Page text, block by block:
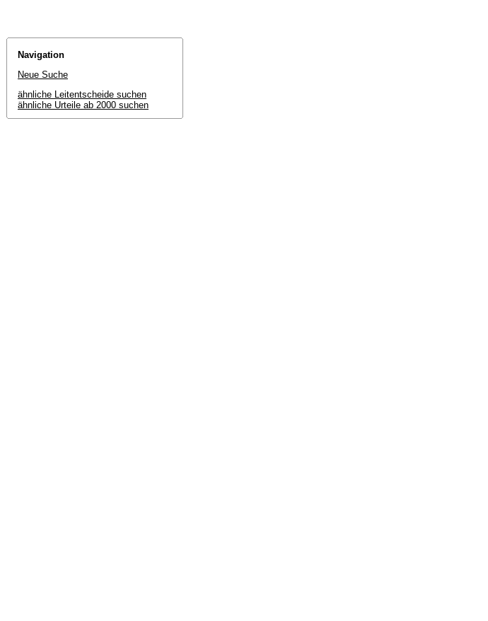
Navigation
Neue Suche
ähnliche Leitentscheide suchen
ähnliche Urteile ab 2000 suchen